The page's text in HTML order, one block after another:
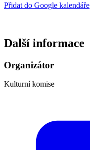
Přidat do Google kalendáře
Další informace
Organizátor
Kulturní komise